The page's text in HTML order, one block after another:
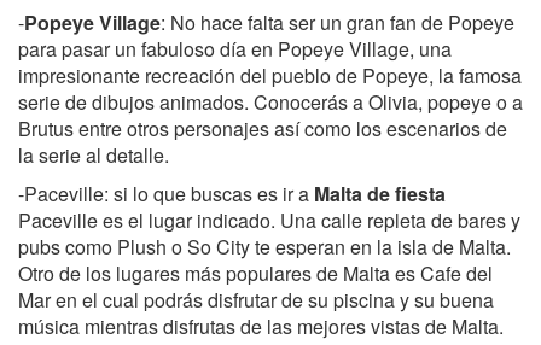
-Popeye Village: No hace falta ser un gran fan de Popeye
para pasar un fabuloso día en Popeye Village, una
impresionante recreación del pueblo de Popeye, la famosa
serie de dibujos animados. Conocerás a Olivia, popeye o a
Brutus entre otros personajes así como los escenarios de
la serie al detalle.
-Paceville: si lo que buscas es ir a Malta de fiesta
Paceville es el lugar indicado. Una calle repleta de bares y
pubs como Plush o So City te esperan en la isla de Malta.
Otro de los lugares más populares de Malta es Cafe del
Mar en el cual podrás disfrutar de su piscina y su buena
música mientras disfrutas de las mejores vistas de Malta.